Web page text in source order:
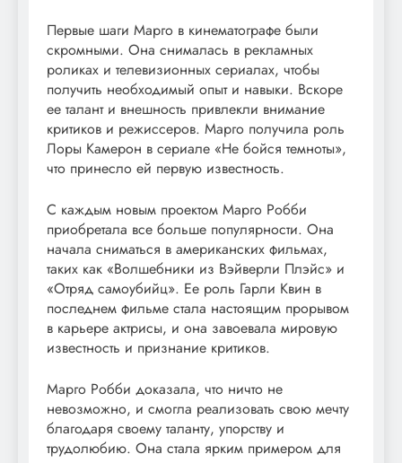
Первые шаги Марго в кинематографе были
скромными. Она снималась в рекламных
роликах и телевизионных сериалах, чтобы
получить необходимый опыт и навыки. Вскоре
ее талант и внешность привлекли внимание
критиков и режиссеров. Марго получила роль
Лоры Камерон в сериале «Не бойся темноты»,
что принесло ей первую известность.
С каждым новым проектом Марго Робби
приобретала все больше популярности. Она
начала сниматься в американских фильмах,
таких как «Волшебники из Вэйверли Плэйс» и
«Отряд самоубийц». Ее роль Гарли Квин в
последнем фильме стала настоящим прорывом
в карьере актрисы, и она завоевала мировую
известность и признание критиков.
Марго Робби доказала, что ничто не
невозможно, и смогла реализовать свою мечту
благодаря своему таланту, упорству и
трудолюбию. Она стала ярким примером для